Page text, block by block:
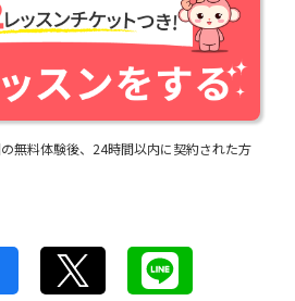
無料体験後、24時間以内に契約された方